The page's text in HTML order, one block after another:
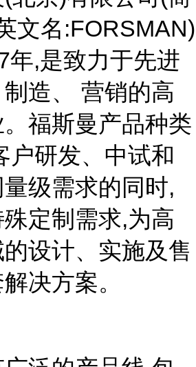
文名:FORSMAN)
年,是致力于先进
造、 营销的高
福斯曼产品种类
户研发、中试和
级需求的同时,
定制需求,为高
设计、实施及售
决方案。